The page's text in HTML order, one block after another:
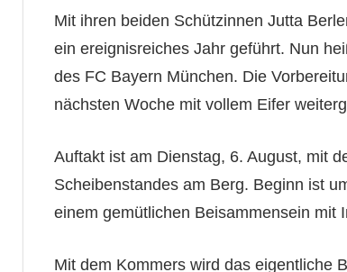
Mit ihren beiden Schützinnen Jutta
ein ereignisreiches Jahr geführt. Nun
des FC Bayern München. Die
nächsten Woche mit vollem Eifer
Auftakt ist am Dienstag, 6. August, mit
Scheibenstandes am Berg. Beginn ist
einem gemütlichen Beisammensein mit
Mit dem Kommers wird das eigentliche